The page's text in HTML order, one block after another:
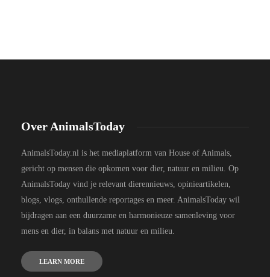
Over AnimalsToday
AnimalsToday.nl is het mediaplatform van House of Animals,
gericht op mensen die opkomen voor dier, natuur en milieu. Op
AnimalsToday vind je relevant dierennieuws, opinieartikelen,
blogs, vlogs, onthullende reportages en meer. AnimalsToday wil
bijdragen aan een duurzame en harmonieuze samenleving voor
mens en dier, in balans met natuur en milieu.
LEARN MORE